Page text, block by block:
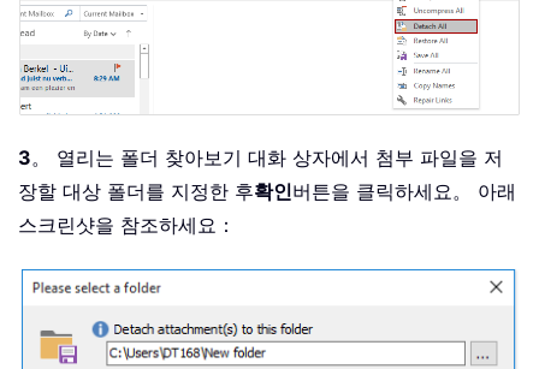
3。 열리는 폴더 찾아보기 대화 상자에서 첨부 파일을 저
장할 대상 폴더를 지정한 후확인버튼을 클릭하세요。 아래
스크린샷을 참조하세요：